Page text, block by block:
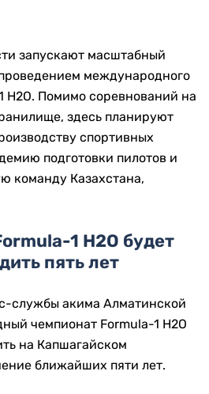
запускают масштабный
международного
H2O. Помимо соревнований на
здесь планируют
спортивных
подготовки пилотов и
команду Казахстана,
1 H2O будет
пять лет
службы акима Алматинской
чемпионат Formula-1 H2O
на Капшагайском
ближайших пяти лет.